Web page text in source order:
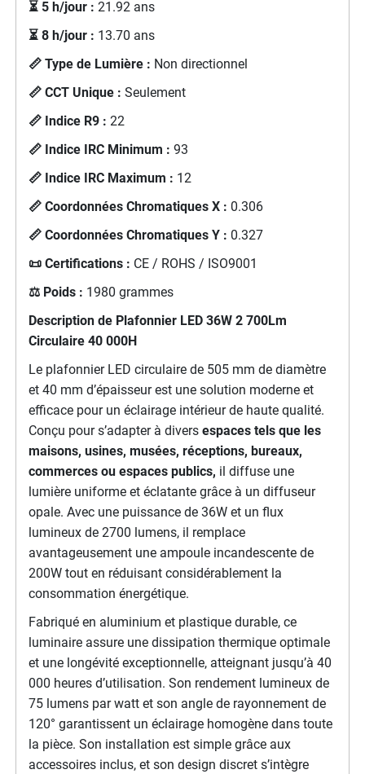
⏳ 5 h/jour : 21.92 ans
⏳ 8 h/jour : 13.70 ans
📏 Type de Lumière : Non directionnel
📏 CCT Unique : Seulement
📏 Indice R9 : 22
📏 Indice IRC Minimum : 93
📏 Indice IRC Maximum : 12
📏 Coordonnées Chromatiques X : 0.306
📏 Coordonnées Chromatiques Y : 0.327
📜 Certifications : CE / ROHS / ISO9001
⚖️ Poids : 1980 grammes
Description de Plafonnier LED 36W 2 700Lm
Circulaire 40 000H
Le plafonnier LED circulaire de 505 mm de diamètre
et 40 mm d’épaisseur est une solution moderne et
efficace pour un éclairage intérieur de haute qualité.
Conçu pour s’adapter à divers espaces tels que les
maisons, usines, musées, réceptions, bureaux,
commerces ou espaces publics, il diffuse une
lumière uniforme et éclatante grâce à un diffuseur
opale. Avec une puissance de 36W et un flux
lumineux de 2700 lumens, il remplace
avantageusement une ampoule incandescente de
200W tout en réduisant considérablement la
consommation énergétique.
Fabriqué en aluminium et plastique durable, ce
luminaire assure une dissipation thermique optimale
et une longévité exceptionnelle, atteignant jusqu’à 40
000 heures d’utilisation. Son rendement lumineux de
75 lumens par watt et son angle de rayonnement de
120° garantissent un éclairage homogène dans toute
la pièce. Son installation est simple grâce aux
accessoires inclus, et son design discret s’intègre